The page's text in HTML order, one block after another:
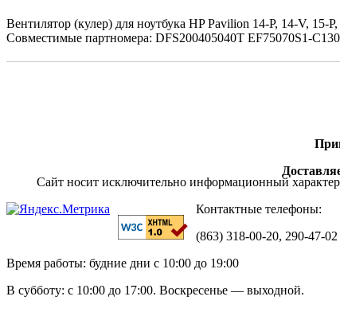
Вентилятор (кулер) для ноутбука HP Pavilion 14-P, 14-V,
Совместимые партномера: DFS200405040T EF75070S1-
Сайт носит исключительно информационный
Контактные телефоны:
(863) 318-00-20, 290-47-02
Время работы: будние дни с 10:00 до 19:00
В субботу: с 10:00 до 17:00. Воскресенье — выходной.